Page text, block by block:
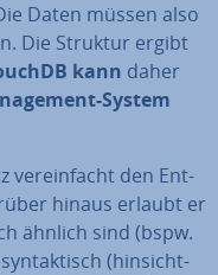
Daten müssen also
Die Struktur ergibt
kann daher
System
ver­ein­facht den Ent­
hinaus erlaubt er
ähnlich sind (bspw.
(hin­sicht­